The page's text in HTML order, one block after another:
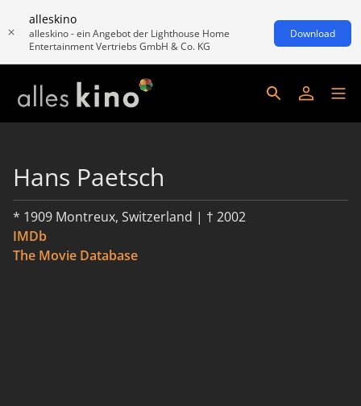
alleskino
alleskino - ein Angebot der Lighthouse Home
Entertainment Vertriebs GmbH & Co. KG
Download
Hans Paetsch
* 1909 Montreux, Switzerland | † 2002
IMDb
The Movie Database